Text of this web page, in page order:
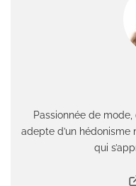
Passionnée de
adepte d’un
qui